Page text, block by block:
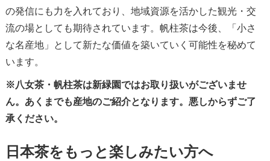
の発信にも力を入れており、地域資源を活かした観光・交
流の場としても期待されています。帆柱茶は今後、「小さ
な名産地」として新たな価値を築いていく可能性を秘めて
います。
※八女茶・帆柱茶は新緑園ではお取り扱いがございませ
ん。あくまでも産地のご紹介となります。悪しからずご了
承ください。
日本茶をもっと楽しみたい方へ